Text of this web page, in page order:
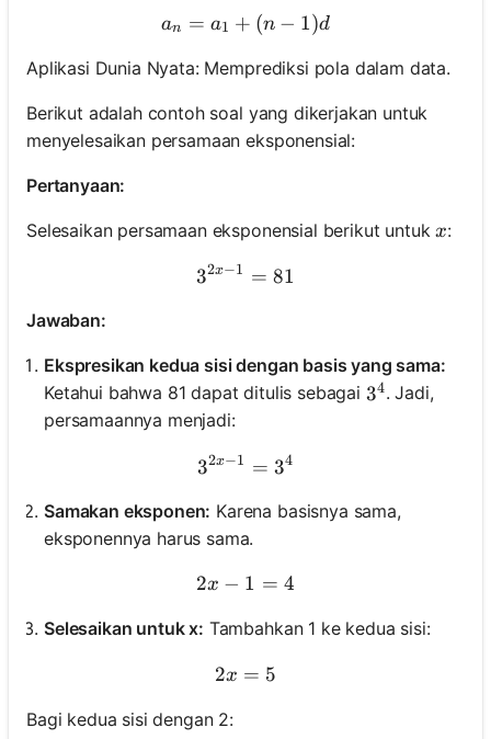
a_n = a_1 + (n-1)d
an = a1 + (n − 1)d
Aplikasi Dunia Nyata: Memprediksi pola dalam data.
Berikut adalah contoh soal yang dikerjakan untuk
menyelesaikan persamaan eksponensial:
Pertanyaan:
Selesaikan persamaan eksponensial berikut untukx
x:
3^{2x - 1} = 81
32x−1 = 81
Jawaban:
Ekspresikan kedua sisi dengan basis yang sama:
Ketahui bahwa 81 dapat ditulis sebagai 3^4
34. Jadi,
persamaannya menjadi:
3^{2x - 1} = 3^4
32x−1 = 34
Samakan eksponen: Karena basisnya sama,
eksponennya harus sama.
2x - 1 = 4
2x − 1 = 4
Selesaikan untuk x: Tambahkan 1 ke kedua sisi:
2x = 5
2x = 5
Bagi kedua sisi dengan 2: